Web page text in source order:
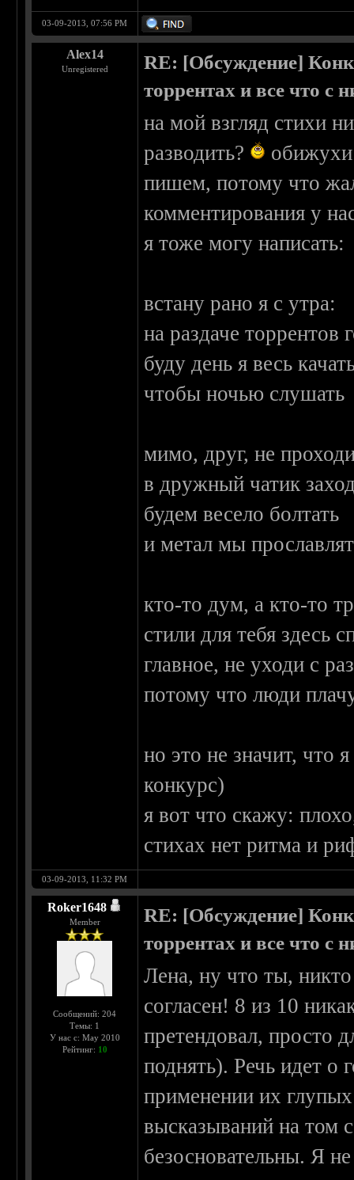
03-09-2013, 07:56 PM
Alex14
Unregistered
RE: [Обсуждение]
торрентах и все что с
на мой взгляд стихи
разводить?
пишем, потому что
комментирования у
я тоже могу написать:
встану рано я с утра:
на раздаче торрентов
буду день я весь
чтобы ночью слушать
мимо, друг, не
в дружный чатик
будем весело болтать
и метал мы
кто-то дум, а кто-то
стили для тебя здесь
главное, не уходи с
потому что люди
но это не значит, что
конкурс)
я вот что скажу:
стихах нет ритма и
03-09-2013, 11:32 PM
Roker1648
Member
Сообщений: 204
Темы: 1
У нас с: May 2010
Рейтинг: 10
RE: [Обсуждение]
торрентах и все что с
Лена, ну что ты,
согласен! 8 из 10
претендовал, просто
поднять). Речь идет о
применении их
высказываний на том
безосновательны. Я